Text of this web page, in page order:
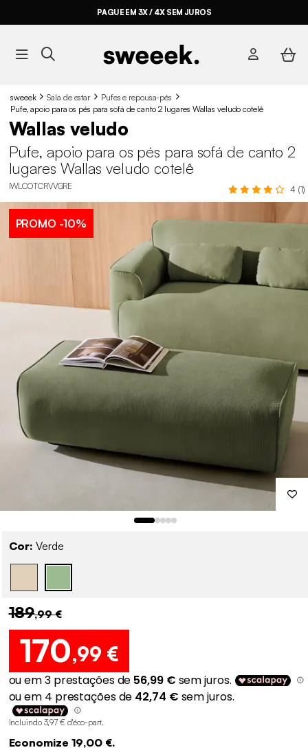
PAGUE EM 3X / 4X SEM JUROS
sweeek Sala de estar
Pufes e repousa-pés
Pufe, apoio para os pés para sofá de canto 2 lugares Wallas veludo cotelê
Wallas veludo
Pufe, apoio para os pés para sofá de canto 2
lugares Wallas veludo cotelê
IWLCOTCRVVGRE 4 (1)
PROMO -10%
Cor: Verde
189,99 €
170,99 €
Incluindo 3,97 € d'éco-part.
Economize 19,00 €.